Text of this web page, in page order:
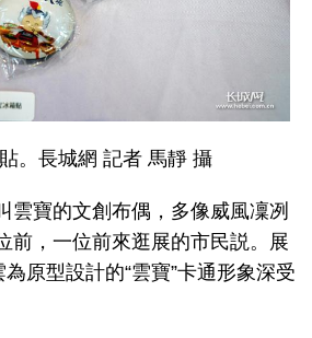
。長城網 記者 馬靜 攝
寶的文創布偶，多像威風凜冽
前，一位前來逛展的市民説。展
原型設計的“雲寶”卡通形象深受